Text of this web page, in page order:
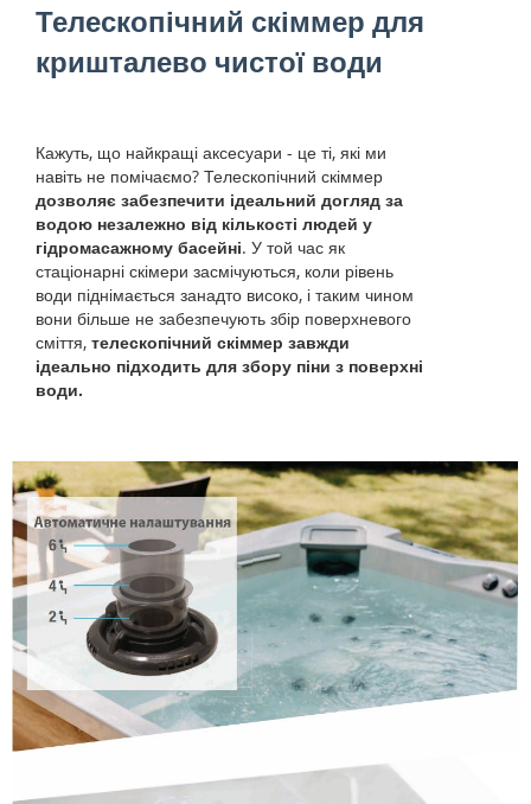
Телескопічний скіммер для
кришталево чистої води
Кажуть, що найкращі аксесуари - це ті, які ми
навіть не помічаємо? Телескопічний скіммер
дозволяє забезпечити ідеальний догляд за
водою незалежно від кількості людей у
гідромасажному басейні. У той час як
стаціонарні скімери засмічуються, коли рівень
води піднімається занадто високо, і таким чином
вони більше не забезпечують збір поверхневого
сміття, телескопічний скіммер завжди
ідеально підходить для збору піни з поверхні
води.